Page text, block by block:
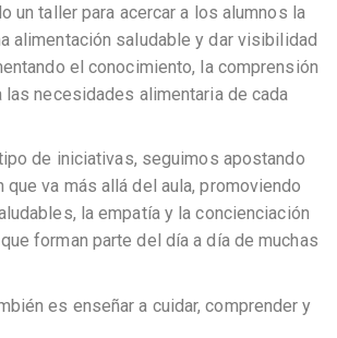
un taller para acercar a los alumnos la
alimentación saludable y dar visibilidad
el conocimiento, la comprensión
necesidades alimentaria de cada
de iniciativas, seguimos apostando
que va más allá del aula, promoviendo
la empatía y la concienciación
forman parte del día a día de muchas
es enseñar a cuidar, comprender y